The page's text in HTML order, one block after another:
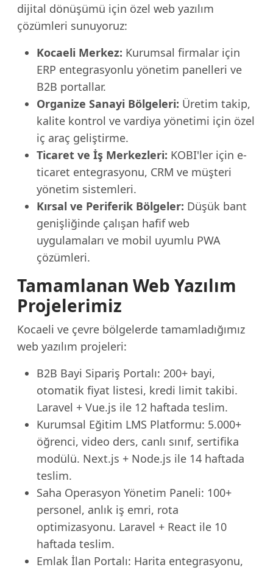
dijital dönüşümü için özel web yazılım
çözümleri sunuyoruz:
Kocaeli Merkez: Kurumsal firmalar için
ERP entegrasyonlu yönetim panelleri ve
B2B portallar.
Organize Sanayi Bölgeleri: Üretim takip,
kalite kontrol ve vardiya yönetimi için özel
iç araç geliştirme.
Ticaret ve İş Merkezleri: KOBI'ler için e-
ticaret entegrasyonu, CRM ve müşteri
yönetim sistemleri.
Kırsal ve Periferik Bölgeler: Düşük bant
genişliğinde çalışan hafif web
uygulamaları ve mobil uyumlu PWA
çözümleri.
Tamamlanan Web Yazılım
Projelerimiz
Kocaeli ve çevre bölgelerde tamamladığımız
web yazılım projeleri:
B2B Bayi Sipariş Portalı: 200+ bayi,
otomatik fiyat listesi, kredi limit takibi.
Laravel + Vue.js ile 12 haftada teslim.
Kurumsal Eğitim LMS Platformu: 5.000+
öğrenci, video ders, canlı sınıf, sertifika
modülü. Next.js + Node.js ile 14 haftada
teslim.
Saha Operasyon Yönetim Paneli: 100+
personel, anlık iş emri, rota
optimizasyonu. Laravel + React ile 10
haftada teslim.
Emlak İlan Portalı: Harita entegrasyonu,